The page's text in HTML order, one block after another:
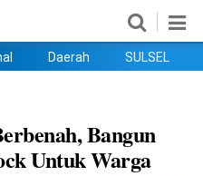
Daerah SULSEL
Bangun
Untuk Warga